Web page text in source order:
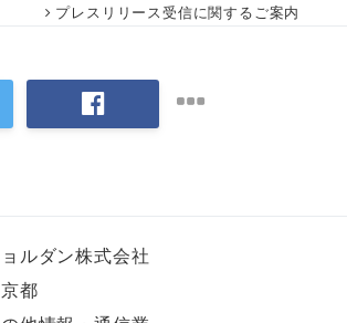
プレスリリース受信に関するご案内
ルダン株式会社
都